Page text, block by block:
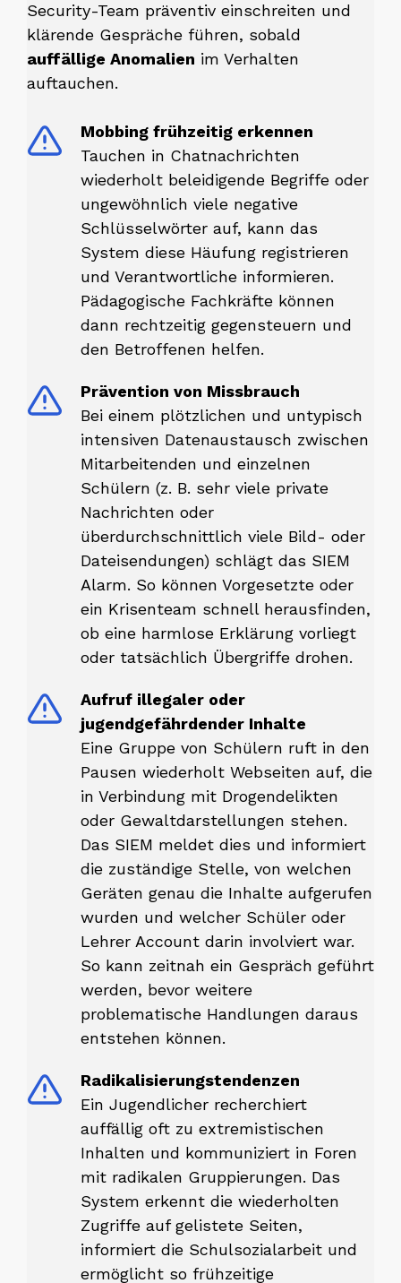
Security-Team präventiv einschreiten und
klärende Gespräche führen, sobald
auffällige Anomalien im Verhalten
auftauchen.
Mobbing frühzeitig erkennen
Tauchen in Chatnachrichten
wiederholt beleidigende Begriffe oder
ungewöhnlich viele negative
Schlüsselwörter auf, kann das
System diese Häufung registrieren
und Verantwortliche informieren.
Pädagogische Fachkräfte können
dann rechtzeitig gegensteuern und
den Betroffenen helfen.
Prävention von Missbrauch
Bei einem plötzlichen und untypisch
intensiven Datenaustausch zwischen
Mitarbeitenden und einzelnen
Schülern (z. B. sehr viele private
Nachrichten oder
überdurchschnittlich viele Bild- oder
Dateisendungen) schlägt das SIEM
Alarm. So können Vorgesetzte oder
ein Krisenteam schnell herausfinden,
ob eine harmlose Erklärung vorliegt
oder tatsächlich Übergriffe drohen.
Aufruf illegaler oder
jugendgefährdender Inhalte
Eine Gruppe von Schülern ruft in den
Pausen wiederholt Webseiten auf, die
in Verbindung mit Drogendelikten
oder Gewaltdarstellungen stehen.
Das SIEM meldet dies und informiert
die zuständige Stelle, von welchen
Geräten genau die Inhalte aufgerufen
wurden und welcher Schüler oder
Lehrer Account darin involviert war.
So kann zeitnah ein Gespräch geführt
werden, bevor weitere
problematische Handlungen daraus
entstehen können.
Radikalisierungstendenzen
Ein Jugendlicher recherchiert
auffällig oft zu extremistischen
Inhalten und kommuniziert in Foren
mit radikalen Gruppierungen. Das
System erkennt die wiederholten
Zugriffe auf gelistete Seiten,
informiert die Schulsozialarbeit und
ermöglicht so frühzeitige